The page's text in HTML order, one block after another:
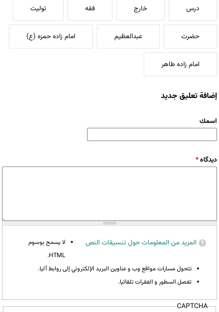
درس خارج فقه تولیت
حضرت عبدالعظیم امام زاده حمزه (ع)
امام زاده طاهر
إضافة تعليق جديد
‏اسمك ‏
‏دیدگاه ‏*
المزيد من المعلومات حول تنسيقات النص
لا يسمح بوسوم
HTML.
تتحول مسارات مواقع وب و عناوين البريد الإلكتروني إلى روابط آليا.
تفصل السطور و الفقرات تلقائيا.
CAPTCHA